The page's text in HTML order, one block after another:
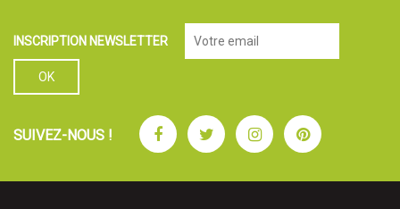
INSCRIPTION NEWSLETTER
SUIVEZ-NOUS ! FacebookTwitterInstagramPinterest